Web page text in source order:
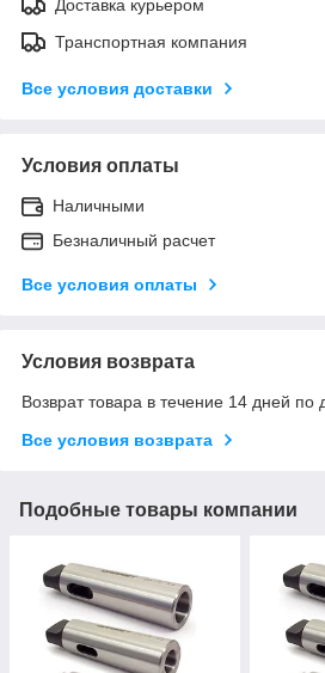
Доставка курьером
Транспортная компания
Все условия доставки
Условия оплаты
Наличными
Безналичный расчет
Все условия оплаты
Условия возврата
Возврат товара в течение 14 дней по
Все условия возврата
Подобные товары компании